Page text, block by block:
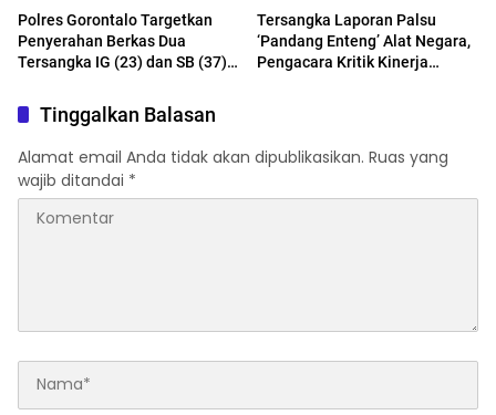
Polres Gorontalo Targetkan
Penyerahan Berkas Dua
Tersangka IG (23) dan SB (37)
Tersangka Laporan Palsu
‘Pandang Enteng’ Alat Negara,
Pengacara Kritik Kinerja
Tinggalkan Balasan
Alamat email Anda tidak akan dipublikasikan. Ruas yang
wajib ditandai *